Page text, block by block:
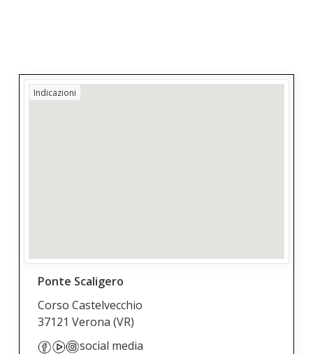
Indicazioni
Ponte Scaligero
Corso Castelvecchio
37121 Verona(VR)
social media